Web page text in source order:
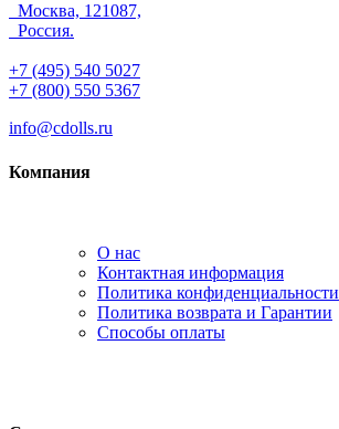
Москва, 121087,
Россия.
+7 (495) 540 5027
+7 (800) 550 5367
info@cdolls.ru
Компания
О нас
Контактная информация
Политика конфиденциальности
Политика возврата и Гарантии
Способы оплаты